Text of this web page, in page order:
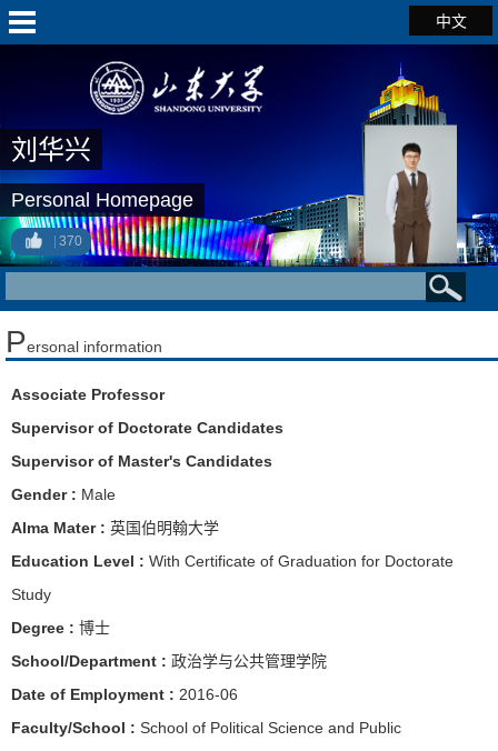
中文
刘华兴
Personal Homepage
370
Personal information
Associate Professor
Supervisor of Doctorate Candidates
Supervisor of Master's Candidates
Gender : Male
Alma Mater : 英国伯明翰大学
Education Level : With Certificate of Graduation for Doctorate
Study
Degree : 博士
School/Department : 政治学与公共管理学院
Date of Employment : 2016-06
Faculty/School : School of Political Science and Public